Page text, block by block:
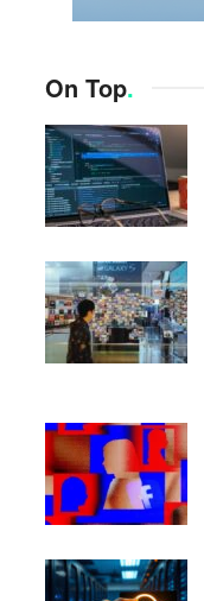
On Top.